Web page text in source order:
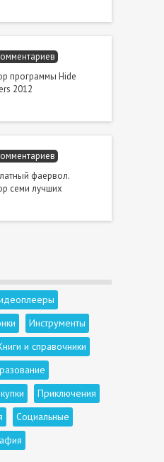
программы Hide
2012
фаервол.
семи лучших
Инструменты
и справочники
Приключения
Социальные